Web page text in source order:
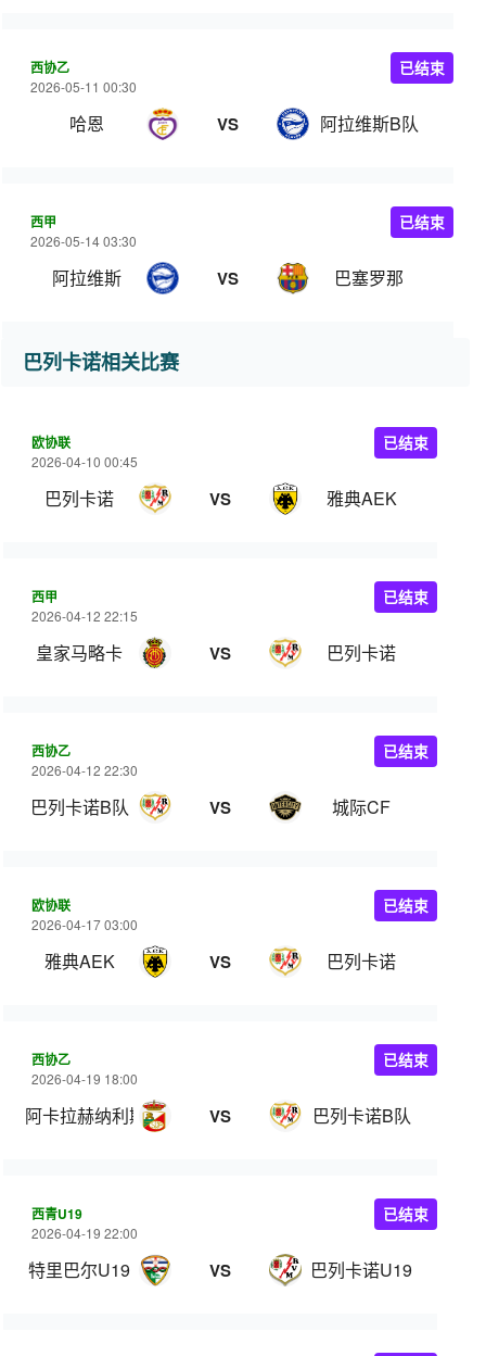
西协乙
2026-05-11 00:30
哈恩 VS 阿拉维斯B队
已结束
西甲
2026-05-14 03:30
阿拉维斯 VS 巴塞罗那
已结束
巴列卡诺相关比赛
欧协联
2026-04-10 00:45
巴列卡诺 VS 雅典AEK
已结束
西甲
2026-04-12 22:15
皇家马略卡 VS 巴列卡诺
已结束
西协乙
2026-04-12 22:30
巴列卡诺B队 VS 城际CF
已结束
欧协联
2026-04-17 03:00
雅典AEK VS 巴列卡诺
已结束
西协乙
2026-04-19 18:00
阿卡拉赫纳利斯 VS 巴列卡诺B队
已结束
西青U19
2026-04-19 22:00
特里巴尔U19 VS 巴列卡诺U19
已结束